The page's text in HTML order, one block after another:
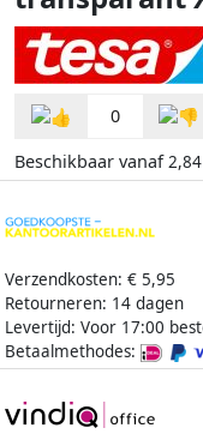
0
Beschikbaar vanaf2,84
Verzendkosten: € 5,95
Retourneren: 14 dagen
Levertijd: Voor 17:00
Betaalmethodes: